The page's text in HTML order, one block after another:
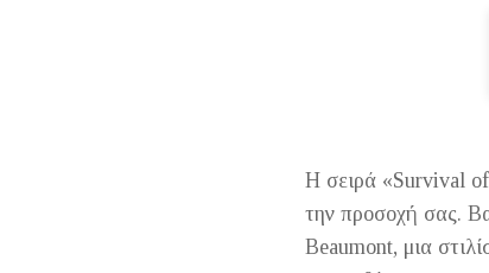
Η σειρά «Survival of
την προσοχή σας.
Beaumont, μια